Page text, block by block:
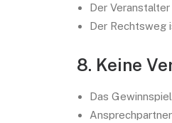
Der
Der Rechtsweg
8. Keine
Das